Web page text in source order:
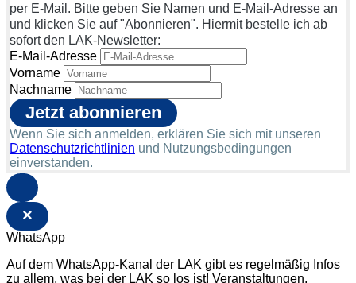
per E-Mail. Bitte geben Sie Namen und E-Mail-Adresse an
und klicken Sie auf "Abonnieren". Hiermit bestelle ich ab
sofort den LAK-Newsletter:
E-Mail-Adresse
Vorname
Nachname
Wenn Sie sich anmelden, erklären Sie sich mit unseren
Datenschutzrichtlinien und Nutzungsbedingungen
einverstanden.
×
WhatsApp
Auf dem WhatsApp-Kanal der LAK gibt es regelmäßig Infos
zu allem, was bei der LAK so los ist! Veranstaltungen,